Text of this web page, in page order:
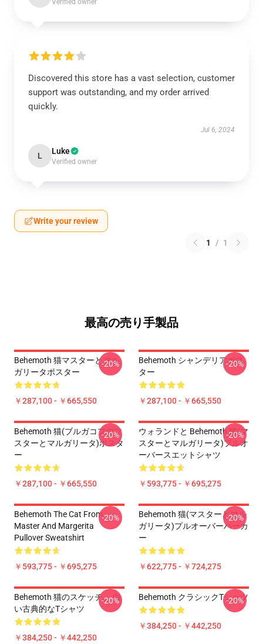
Verified owner
Discovered this store has a vast selection, customer
support was outstanding, and my order arrived
quickly.
Jul 6, 2024
L Luke
Verified owner
Write your review
1 / 1
最高の売り手製品
Behemoth 猫マスターとマル
ガリータポスター
￥287,100 - ￥665,550
-20%
Behemoth シャンデリアポス
ター
￥287,100 - ￥665,550
-20%
Behemoth 猫(ブルガコフのマ
スターとマルガリータ)ポスタ
ー
￥287,100 - ￥665,550
-20%
ウォランドと Behemoth 猫(マ
スターとマルガリータ)プルオ
ーバースエットシャツ
￥593,775 - ￥695,275
-20%
Behemoth The Cat From
Master And Margerita
Pullover Sweatshirt
￥593,775 - ￥695,275
-20%
Behemoth 猫(マスターとマル
ガリータ)プルオーバーパーカ
ー
￥622,775 - ￥724,275
-20%
Behemoth 猫のスケッチ。 白
い古典的なTシャツ
￥384,250 - ￥442,250
-20% Behemoth クラシックTシャツ
￥384,250 - ￥442,250
-20%